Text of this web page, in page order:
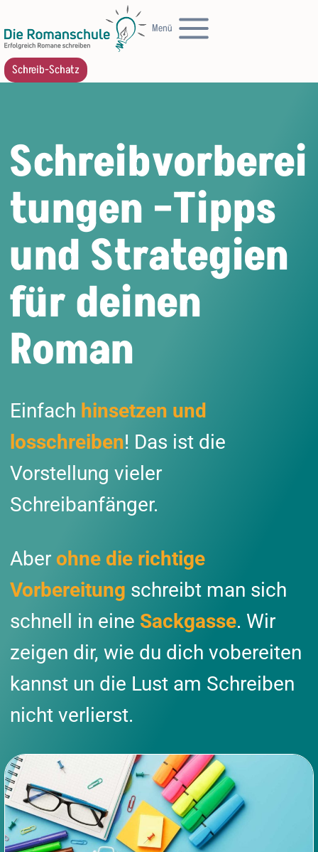
Inhalt
springen
Menü
Schreib-Schatz
Schreibvorberei
tungen –Tipps
und Strategien
für deinen
Roman
Einfach hinsetzen und
losschreiben! Das ist die
Vorstellung vieler
Schreibanfänger.
Aber ohne die richtige
Vorbereitung schreibt man sich
schnell in eine Sackgasse. Wir
zeigen dir, wie du dich vobereiten
kannst un die Lust am Schreiben
nicht verlierst.